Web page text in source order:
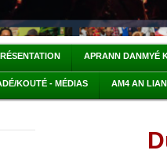
APRANN DANMYÉ
KOUTÉ - MÉDIAS AM4 AN